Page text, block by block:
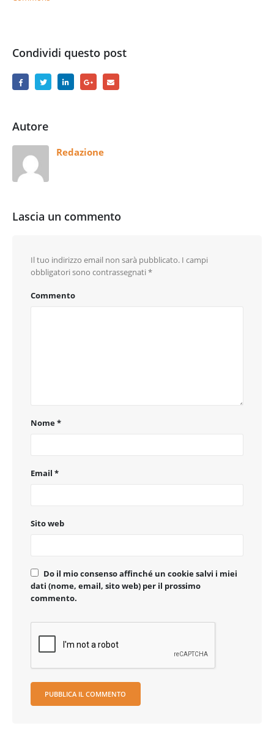
Condividi questo post
Autore
Redazione
Lascia un commento
Il tuo indirizzo email non sarà pubblicato. I campi
obbligatori sono contrassegnati *
Commento
Nome*
Email *
Sito web
Do il mio consenso affinché un cookie salvi i miei
dati (nome, email, sito web) per il prossimo
commento.